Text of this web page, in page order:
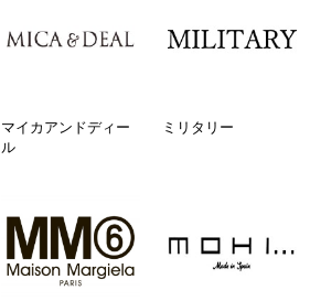
マイカアンドディー
ル
ミリタリー